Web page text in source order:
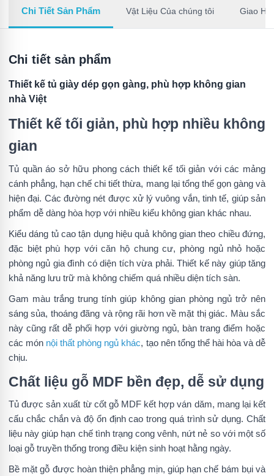
Chi Tiết Sản Phẩm Vật Liệu Của chúng tôi Giao
Chi tiết sản phẩm
Thiết kế tủ giày dép gọn gàng, phù hợp không gian
nhà Việt
Thiết kế tối giản, phù hợp nhiều không
gian
Tủ quần áo sở hữu phong cách thiết kế tối giản với các mảng
cánh phẳng, hạn chế chi tiết thừa, mang lại tổng thể gọn gàng và
hiện đại. Các đường nét được xử lý vuông vắn, tinh tế, giúp sản
phẩm dễ dàng hòa hợp với nhiều kiểu không gian khác nhau.
Kiểu dáng tủ cao tận dụng hiệu quả không gian theo chiều đứng,
đặc biệt phù hợp với căn hộ chung cư, phòng ngủ nhỏ hoặc
phòng ngủ gia đình có diện tích vừa phải. Thiết kế này giúp tăng
khả năng lưu trữ mà không chiếm quá nhiều diện tích sàn.
Gam màu trắng trung tính giúp không gian phòng ngủ trở nên
sáng sủa, thoáng đãng và rộng rãi hơn về mặt thị giác. Màu sắc
này cũng rất dễ phối hợp với giường ngủ, bàn trang điểm hoặc
các món nội thất phòng ngủ khác, tạo nên tổng thể hài hòa và dễ
chịu.
Chất liệu gỗ MDF bền đẹp, dễ sử dụng
Tủ được sản xuất từ cốt gỗ MDF kết hợp ván dăm, mang lại kết
cấu chắc chắn và độ ổn định cao trong quá trình sử dụng. Chất
liệu này giúp hạn chế tình trạng cong vênh, nứt nẻ so với một số
loại gỗ truyền thống trong điều kiện sinh hoạt hằng ngày.
Bề mặt gỗ được hoàn thiện phẳng mịn, giúp hạn chế bám bụi và